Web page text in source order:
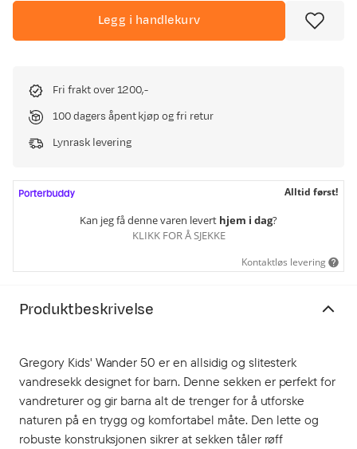
Legg i handlekurv
Fri frakt over 1200,-
100 dagers åpent kjøp og fri retur
Lynrask levering
Alltid først!
Kan jeg få denne varen levert hjem i dag?
KLIKK FOR Å SJEKKE
Kontaktløs levering
Produktbeskrivelse
Gregory Kids' Wander 50 er en allsidig og slitesterk
vandresekk designet for barn. Denne sekken er perfekt for
vandreturer og gir barna alt de trenger for å utforske
naturen på en trygg og komfortabel måte. Den lette og
robuste konstruksjonen sikrer at sekken tåler røff